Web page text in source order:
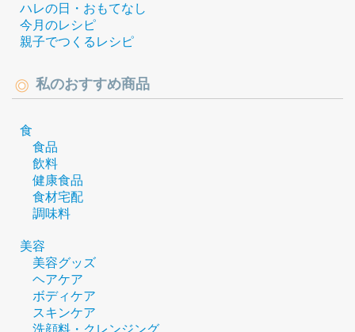
ハレの日・おもてなし
今月のレシピ
親子でつくるレシピ
私のおすすめ商品
食
食品
飲料
健康食品
食材宅配
調味料
美容
美容グッズ
ヘアケア
ボディケア
スキンケア
洗顔料・クレンジング